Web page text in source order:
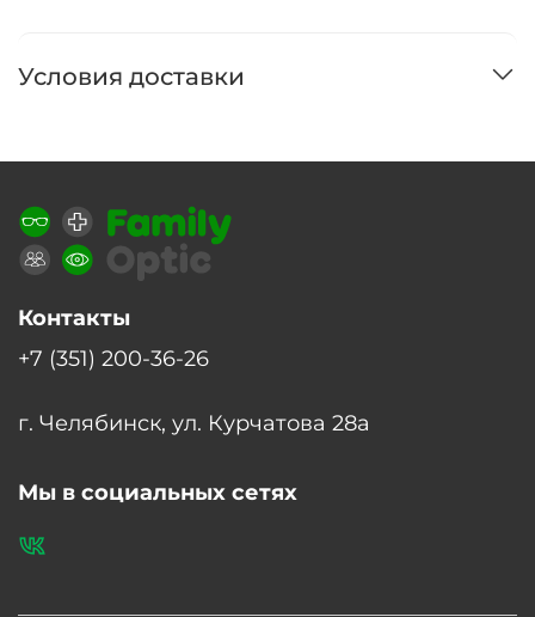
Условия доставки
Контакты
+7 (351) 200-36-26
г. Челябинск, ул. Курчатова 28а
Мы в социальных сетях